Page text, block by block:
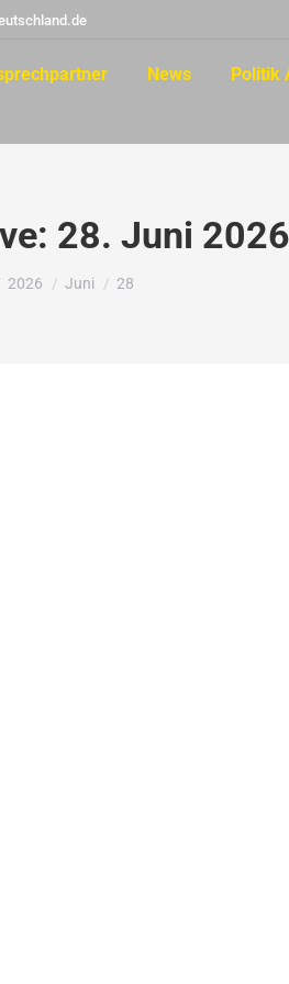
News Politik
28. Juni 2026
sich hier:
2026 Juni 28